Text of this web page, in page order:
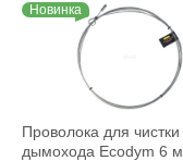
Новинка
Проволока для чистки
дымохода Ecodym 6 м